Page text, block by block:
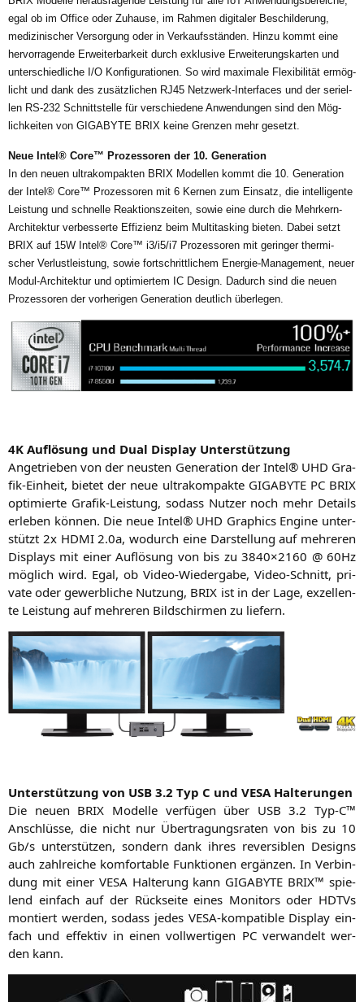
egal ob im Office oder Zuhau­se, im Rah­men digi­ta­ler Beschil­de­rung,
medi­zi­ni­scher Ver­sor­gung oder in Ver­kaufs­stän­den. Hin­zu kommt eine
her­vor­ra­gen­de Erwei­ter­bar­keit durch exklu­si­ve Erwei­te­rungs­kar­ten und
unter­schied­li­che I/O Kon­fi­gu­ra­tio­nen. So wird maxi­ma­le Fle­xi­bi­li­tät ermög­
licht und dank des zusätz­li­chen RJ45 Netz­werk-Inter­faces und der seri­el­
len RS-232 Schnitt­stel­le für ver­schie­de­ne Anwen­dun­gen sind den Mög­
lich­kei­ten von GIGABYTE BRIX kei­ne Gren­zen mehr gesetzt.
Neue Intel® Core™ Pro­zes­so­ren der 10. Generation
In den neu­en ultra­kom­pak­ten BRIX Model­len kommt die 10. Gene­ra­ti­on
der Intel® Core™ Pro­zes­so­ren mit 6 Ker­nen zum Ein­satz, die intel­li­gen­te
Leis­tung und schnel­le Reak­ti­ons­zei­ten, sowie eine durch die Mehr­kern-
Archi­tek­tur ver­bes­ser­te Effi­zi­enz beim Mul­ti­tas­king bie­ten. Dabei setzt
BRIX auf 15W Intel® Core™ i3/i5/i7 Pro­zes­so­ren mit gerin­ger ther­mi­
scher Ver­lust­leis­tung, sowie fort­schritt­li­chem Ener­gie-Manage­ment, neu­er
Modul-Archi­tek­tur und opti­mier­tem IC Design. Dadurch sind die neu­en
Pro­zes­so­ren der vor­he­ri­gen Gene­ra­ti­on deut­lich überlegen.
4K Auf­lö­sung und Dual Dis­play Unterstützung
Ange­trie­ben von der neus­ten Gene­ra­ti­on der Intel® UHD Gra­
fik-Ein­heit, bie­tet der neue ultra­kom­pak­te GIGABYTE PC BRIX
opti­mier­te Gra­fik-Leis­tung, sodass Nut­zer noch mehr Details
erle­ben kön­nen. Die neue Intel® UHD Gra­phics Engi­ne unter­
stützt 2x HDMI2.0a, wodurch eine Dar­stel­lung auf meh­re­ren
Dis­plays mit einer Auf­lö­sung von bis zu 3840×2160 @ 60Hz
mög­lich wird. Egal, ob Video-Wie­der­ga­be, Video-Schnitt, pri­
va­te oder gewerb­li­che Nut­zung, BRIX ist in der Lage, exzel­len­
te Leis­tung auf meh­re­ren Bild­schir­men zu liefern.
Unter­stüt­zung von USB 3.2 Typ C und VESAHalterungen
Die neu­en BRIX Model­le ver­fü­gen über USB 3.2 Typ‑C™
Anschlüs­se, die nicht nur Über­tra­gungs­ra­ten von bis zu 10
Gb/s unter­stüt­zen, son­dern dank ihres rever­si­blen Designs
auch zahl­rei­che kom­for­ta­ble Funk­tio­nen ergän­zen. In Ver­bin­
dung mit einer VESAHal­te­rung kann GIGABYTE BRIX™ spie­
lend ein­fach auf der Rück­sei­te eines Moni­tors oder HDTVs
mon­tiert wer­den, sodass jedes VESA-kom­pa­ti­ble Dis­play ein­
fach und effek­tiv in einen voll­wer­ti­gen PCver­wan­delt wer­
den kann.